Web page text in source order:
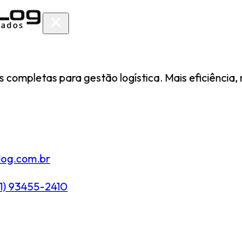
para gestão logística. Mais
93455-2410